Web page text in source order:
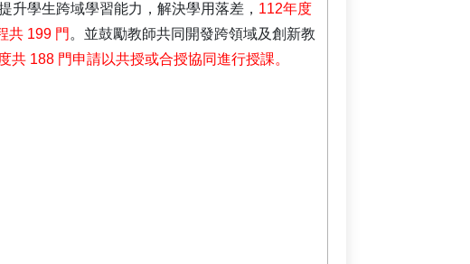
升學生跨域學習能力，解決學用落差， 112年度
共 199 門 。並鼓勵教師共同開發跨領域及創新教
共 188 門申請以共授或合授協同進行授課。